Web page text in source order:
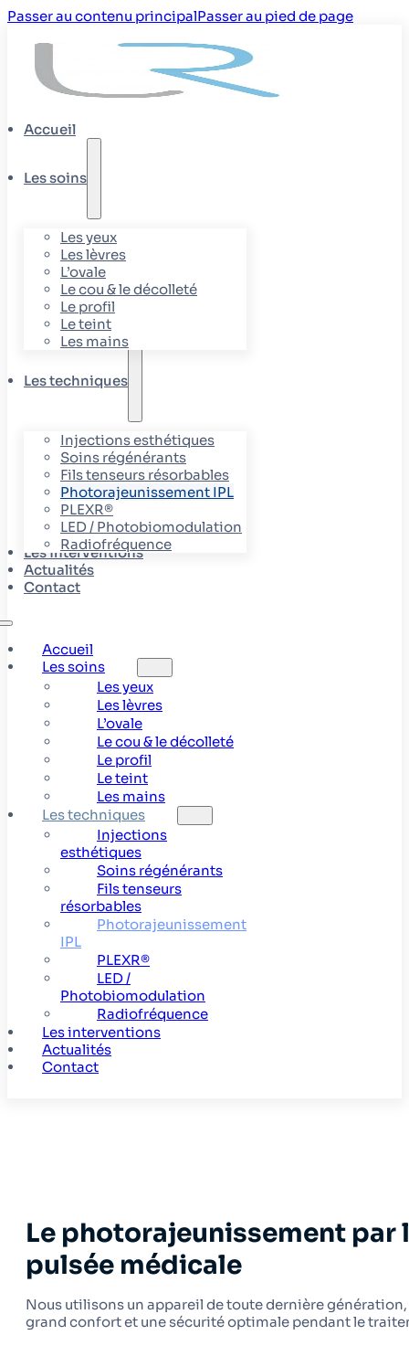
Passer au contenu principalPasser au pied de page
Accueil
Les soins
Les yeux
Les lèvres
L’ovale
Le cou & le décolleté
Le profil
Le teint
Les mains
Les techniques
Injections esthétiques
Soins régénérants
Fils tenseurs résorbables
Photorajeunissement IPL
PLEXR®
LED / Photobiomodulation
Radiofréquence
Les interventions
Actualités
Contact
Accueil
Les soins
Les yeux
Les lèvres
L’ovale
Le cou & le décolleté
Le profil
Le teint
Les mains
Les techniques
Injections
esthétiques
Soins régénérants
Fils tenseurs
résorbables
Photorajeunissement
IPL
PLEXR®
LED /
Photobiomodulation
Radiofréquence
Les interventions
Actualités
Contact
Le photorajeunissement par
pulsée médicale
Nous utilisons un appareil de toute dernière
grand confort et une sécurité optimale pendant le